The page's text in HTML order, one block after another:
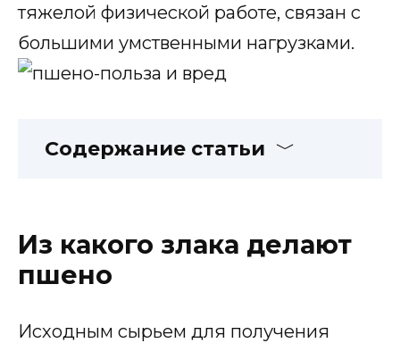
тяжелой физической работе, связан с
большими умственными нагрузками.
Содержание статьи
Из какого злака делают
пшено
Исходным сырьем для получения